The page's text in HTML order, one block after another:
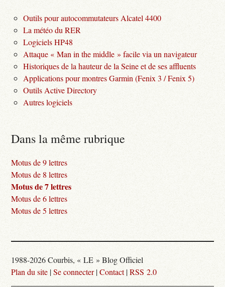
Outils pour autocommutateurs Alcatel 4400
La météo du RER
Logiciels HP48
Attaque « Man in the middle » facile via un navigateur
Historiques de la hauteur de la Seine et de ses affluents
Applications pour montres Garmin (Fenix 3 / Fenix 5)
Outils Active Directory
Autres logiciels
Dans la même rubrique
Motus de 9 lettres
Motus de 8 lettres
Motus de 7 lettres
Motus de 6 lettres
Motus de 5 lettres
1988-2026 Courbis, « LE » Blog Officiel
Plan du site |Se connecter|Contact|RSS 2.0